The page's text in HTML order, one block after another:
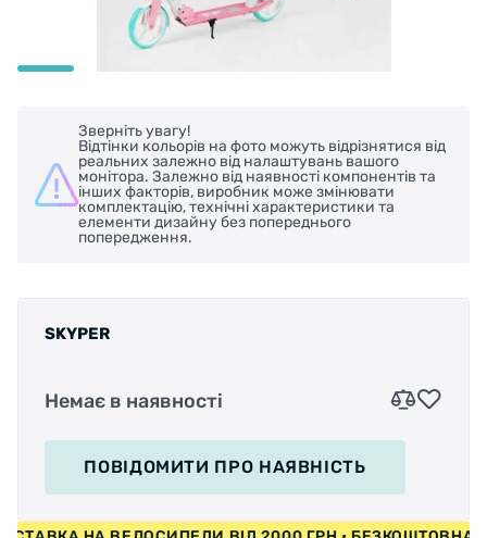
Зверніть увагу!
Відтінки кольорів на фото можуть відрізнятися від
реальних залежно від налаштувань вашого
монітора. Залежно від наявності компонентів та
інших факторів, виробник може змінювати
комплектацію, технічні характеристики та
елементи дизайну без попереднього
попередження.
SKYPER
Немає в наявності
ПОВІДОМИТИ ПРО НАЯВНІСТЬ